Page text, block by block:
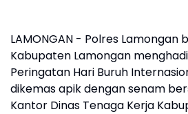
LAMONGAN - Polres
Kabupaten Lamongan
Peringatan Hari Buruh
dikemas apik dengan senam
Kantor Dinas Tenaga Kerja